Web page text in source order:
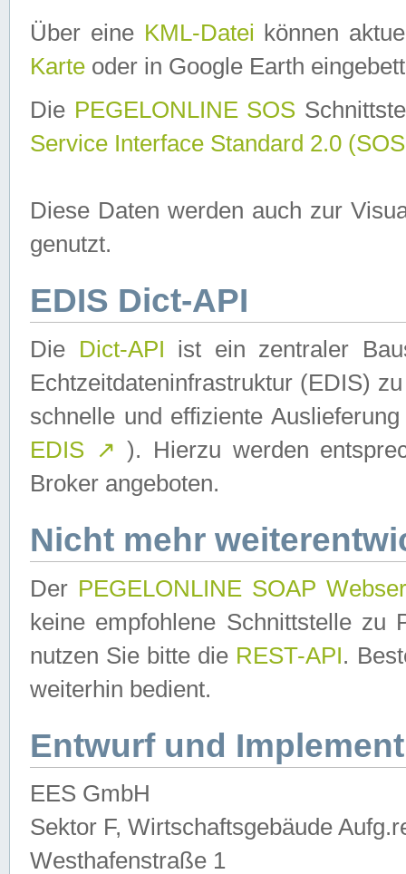
Über eine KML-Datei können
Karte oder in Google Earth
Die PEGELONLINE SOS
Service Interface Standard 2.0
Diese Daten werden auch zur
genutzt.
EDIS Dict-API
Die Dict-API ist ein zentraler
Echtzeitdateninfrastruktur (EDIS)
schnelle und effiziente
EDIS ↗ ). Hierzu werden
Broker angeboten.
Nicht mehr
Der PEGELONLINE SOAP
keine empfohlene Schnittstelle zu
nutzen Sie bitte die REST-API.
weiterhin bedient.
Entwurf und
EES GmbH
Sektor F, Wirtschaftsgebäude
Westhafenstraße 1